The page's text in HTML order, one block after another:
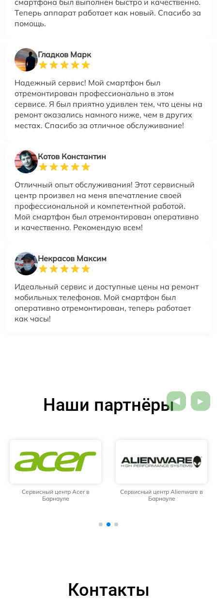
Теперь аппарат работает как новый. Спасибо за
помощь.
Гладков Марк
Надежный сервис! Мой смартфон был
отремонтирован профессионально в этом
сервисе. Я был приятно удивлен тем, что цены на
ремонт оказались намного ниже, чем в других
местах. Спасибо за отличное обслуживание!
Котов Константин
Отличный опыт обслуживания! Этот сервисный
центр произвел на меня впечатление своей
профессиональной и компетентной работой.
Мой смартфон был отремонтирован оперативно
и качественно. Рекомендую всем!
Некрасов Максим
Идеальный сервис и доступные цены на ремонт
мобильных телефонов. Мой смартфон был
оперативно отремонтирован, теперь работает
как часы!
Наши партнёры
Сервисный центр Acer в
Барнауле
Сервисный центр Alienware в
Барнауле
Контакты